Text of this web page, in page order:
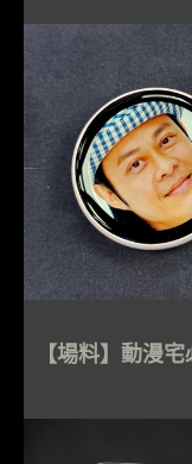
【場料】動漫